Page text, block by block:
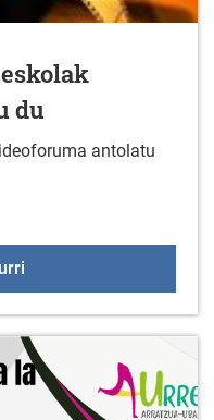
du
antolatu